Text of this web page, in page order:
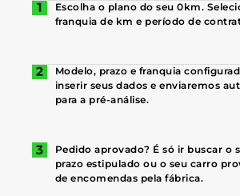
Escolha o plano do seu 0km.
franquia de km e período de
Modelo, prazo e franquia
inserir seus dados e enviaremos
para a pré-análise.
Pedido aprovado? É só ir buscar o
prazo estipulado ou o seu carro
de encomendas pela fábrica.